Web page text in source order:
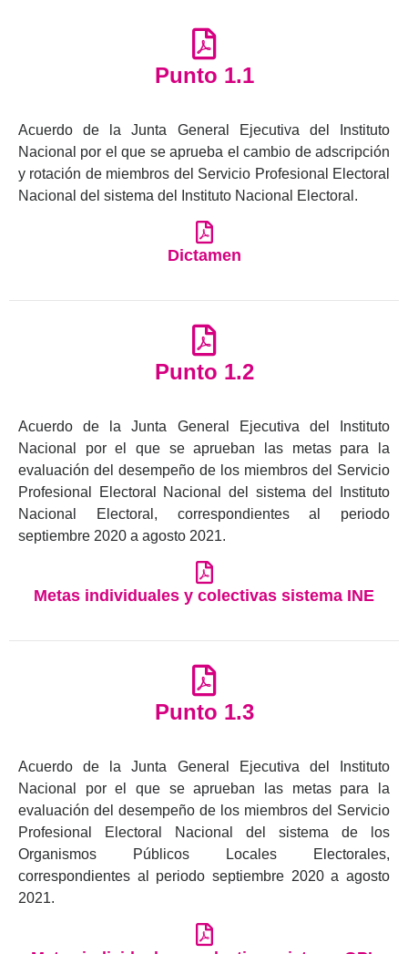
Punto 1.1
Acuerdo de la Junta General Ejecutiva del Instituto
Nacional por el que se aprueba el cambio de adscripción
y rotación de miembros del Servicio Profesional Electoral
Nacional del sistema del Instituto Nacional Electoral.
Dictamen
Punto 1.2
Acuerdo de la Junta General Ejecutiva del Instituto
Nacional por el que se aprueban las metas para la
evaluación del desempeño de los miembros del Servicio
Profesional Electoral Nacional del sistema del Instituto
Nacional Electoral, correspondientes al periodo
septiembre 2020 a agosto 2021.
Metas individuales y colectivas sistema INE
Punto 1.3
Acuerdo de la Junta General Ejecutiva del Instituto
Nacional por el que se aprueban las metas para la
evaluación del desempeño de los miembros del Servicio
Profesional Electoral Nacional del sistema de los
Organismos Públicos Locales Electorales,
correspondientes al periodo septiembre 2020 a agosto
2021.